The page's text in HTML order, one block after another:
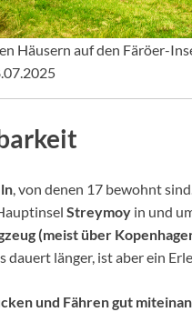
Häusern auf den Färöer-
, von denen 17 bewohnt
Streymoy in und
(meist über
dauert länger, ist aber ein
und Fähren gut